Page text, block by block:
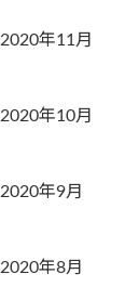
2020年11月
2020年10月
2020年9月
2020年8月